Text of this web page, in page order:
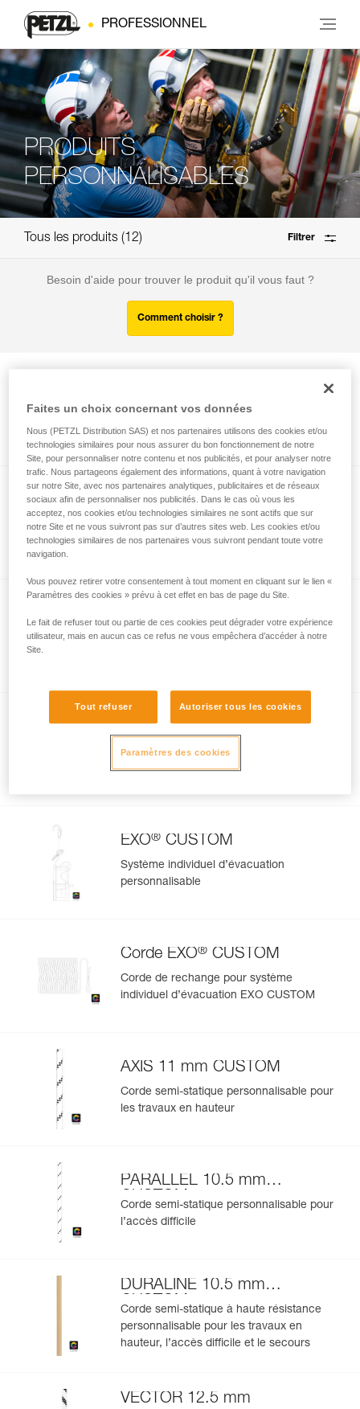
PROFESSIONNEL
PRODUITS
PERSONNALISABLES
Tous les produits 12 Filtrer
Besoin d'aide pour trouver le produit qu'il vous faut ?
Comment choisir ?
Casque personnalisable de la gamme
VERTEX
STRATO®CUSTOM
Casque personnalisable de la gamme
STRATO
GRILLON CUSTOM
Longe de maintien au travail
Corde de rechange pour
GRILLON CUSTOM
Corde de rechange pour GRILLON
CUSTOM
EXO® CUSTOM
Système individuel d’évacuation
personnalisable
Corde EXO® CUSTOM
Corde de rechange pour système
individuel d’évacuation EXO CUSTOM
AXIS 11 mm CUSTOM
Corde semi-statique personnalisable pour
les travaux en hauteur
PARALLEL 10.5 mm
CUSTOM
Corde semi-statique personnalisable pour
l’accès difficile
DURALINE 10.5 mm
CUSTOM
Corde semi-statique à haute résistance
personnalisable pour les travaux en
hauteur, l’accès difficile et le secours
VECTOR 12.5 mm
Faites un choix concernant vos données
Nous (PETZL Distribution SAS) et nos partenaires utilisons des cookies et/ou
technologies similaires pour nous assurer du bon fonctionnement de notre
Site, pour personnaliser notre contenu et nos publicités, et pour analyser notre
trafic. Nous partageons également des informations, quant à votre navigation
sur notre Site, avec nos partenaires analytiques, publicitaires et de réseaux
sociaux afin de personnaliser nos publicités. Dans le cas où vous les
acceptez, nos cookies et/ou technologies similaires ne sont actifs que sur
notre Site et ne vous suivront pas sur d’autres sites web. Les cookies et/ou
technologies similaires de nos partenaires vous suivront pendant toute votre
navigation.
Vous pouvez retirer votre consentement à tout moment en cliquant sur le lien «
Paramètres des cookies » prévu à cet effet en bas de page du Site.
Le fait de refuser tout ou partie de ces cookies peut dégrader votre expérience
utilisateur, mais en aucun cas ce refus ne vous empêchera d’accéder à notre
Site.
Tout refuser Autoriser tous les cookies
Paramètres des cookies